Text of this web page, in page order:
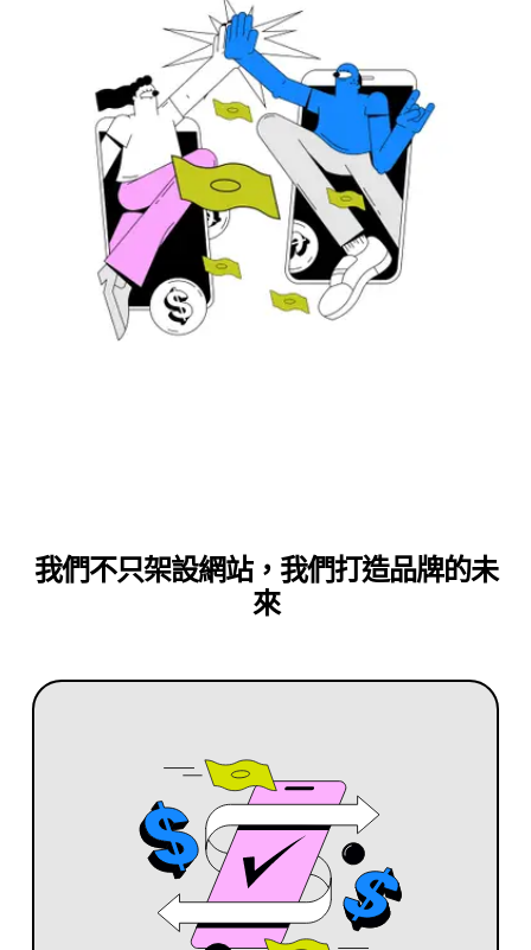
我們不只架設網站，我們打造品牌的未
來